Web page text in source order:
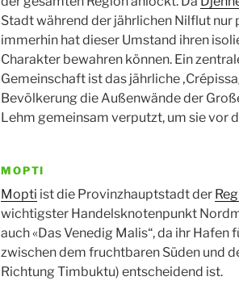
Stadt während der jährlichen Nilflut nur
immerhin hat dieser Umstand ihren
Charakter bewahren können. Ein
Gemeinschaft ist das jährliche
Bevölkerung die Außenwände der
Lehm gemeinsam verputzt, um sie vor
MOPTI
Mopti ist die Provinzhauptstadt der
wichtigster Handelsknotenpunkt
auch «Das Venedig Malis“, da ihr Hafen
zwischen dem fruchtbaren Süden und
Richtung Timbuktu) entscheidend ist.